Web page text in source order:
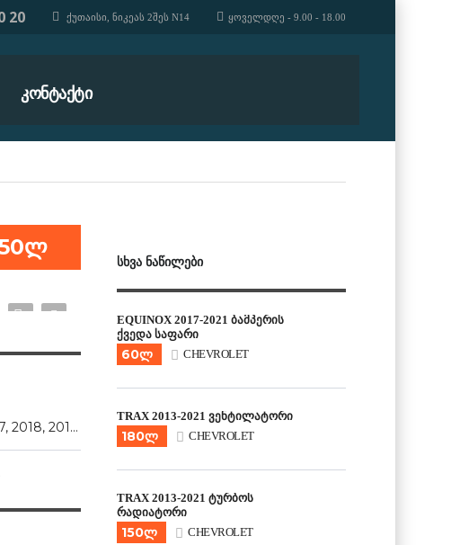
ᲧᲝᲕᲔᲚᲓᲦᲔ - 9.00 - 18.00
ᲥᲣᲗᲐᲘᲡᲘ, ᲜᲘᲙᲔᲐᲡ 2ᲨᲔᲡ N14
20
ᲙᲝᲜᲢᲐᲥᲢᲘ
2017, 2018, 2019, 2020
ᲡᲮᲕᲐ ᲜᲐᲬᲘᲚᲔᲑᲘ
EQUINOX 2017-2021 ბამპერის
ქვედა საფარი
60ლ CHEVROLET
TRAX 2013-2021 ვენტილატორი
180ლ CHEVROLET
TRAX 2013-2021 ტურბოს
რადიატორი
150ლ CHEVROLET